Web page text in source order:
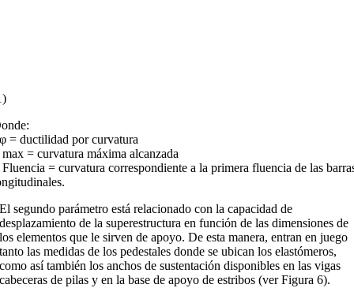
= ductilidad por curvatura
= curvatura máxima alcanzada
= curvatura correspondiente a la primera fluencia de las
El segundo parámetro está relacionado con la capacidad de
desplazamiento de la superestructura en función de las dimensiones de
los elementos que le sirven de apoyo. De esta manera, entran en juego
tanto las medidas de los pedestales donde se ubican los elastómeros,
como así también los anchos de sustentación disponibles en las vigas
cabeceras de pilas y en la base de apoyo de estribos (ver Figura 6).